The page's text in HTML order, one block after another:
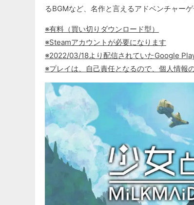
るBGMなど、名作と言えるアドベンチャー
※有料（買い切りダウンロード型）
※Steamアカウントが必要になります
※2022/03/18より配信されていたGoogle
※プレイは、自己責任となるので、個人情報